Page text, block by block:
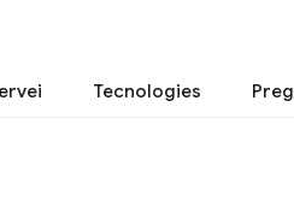
Tecnologies